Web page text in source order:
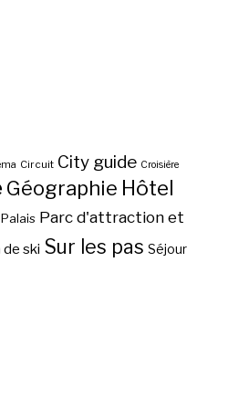
Circuit City guide Croisière
Géographie Hôtel
Palais Parc d'attraction et
ski Sur les pas Séjour